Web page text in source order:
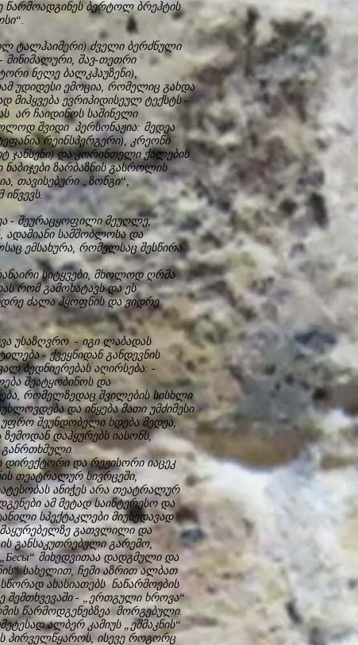
წარმოადგინეს ბერტოლ ბრეჰტის
ტალჰაიმერი) ძველი ბერძნული
მინიმალური, შავ-თეთრი
ნელე ბალკჰაუზენი),
უდიდესი ემოცია, რომელიც გახდა
მიჰყვება ევრიპიდისეულ ტექსტს -
არ ჩაიდინოს საშინელი
შვიდი პერსონაჟია: მედეა
რეინსპერგერი), კრეონი
ჯანსენი) და კორინთელი ქალების
ზარბაზნის გასროლის
თავისებური „ზონგი“,
- შეურაცყოფილი მეუღლე,
სამშობლოსა და
ემსახურა, რომელსაც შესწირა
სიტყვები, მხოლოდ ღრმა
რომ გამოხატავს და ეს
ძალა ჰყოფნის და ვიდრე
უსაზღვრო - იგი ლაბადას
- ქვეყნიდან განდევნის
ბედნიერებას აღირსება: -
შეატყობინოს და
რომელზედაც შვილების სისხლი
და იწყება მათი უმძიმესი
შეუნდობელი ხდება მედეა,
დაჰყურებს იასონს,
განრთხმული.
დირექტორი და რეჟისორი იაცეკ
თეატრალურ სივრცეში,
ანიჭეს არა თეატრალურ
ამ მეტად საინტერესო და
სპექტაკლები მიუხედავად
მაყურებელზე გათვლილი და
განსაკუთრებული გარემო,
მიხედვითაა დადგმული და
სახელით, ჩემი აზრით ალბათ
ახასიათებს ნაწარმოების
შემთხვევაში - „ერთგული ხროვა“
წარმოდგენებზეა მორგებული.
ალბერ კამიუს „ეშმაკნის“
პირველწყაროს, ისევე როგორც